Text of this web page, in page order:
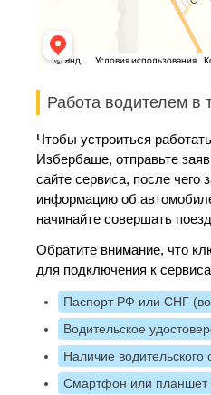
Работа водителем в
Чтобы устроиться
Избербаше, отправьте
сайте сервиса, после чего
информацию об
начинайте совершать
Обратите внимание, что
для подключения к
Паспорт РФ или СНГ
Водительское
Наличие
Смартфон или планшет